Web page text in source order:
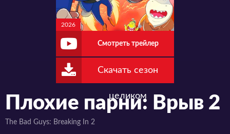
2026
Смотреть трейлер
Скачать сезон
целиком
Плохие парни: Врыв 2
The Bad Guys: Breaking In 2